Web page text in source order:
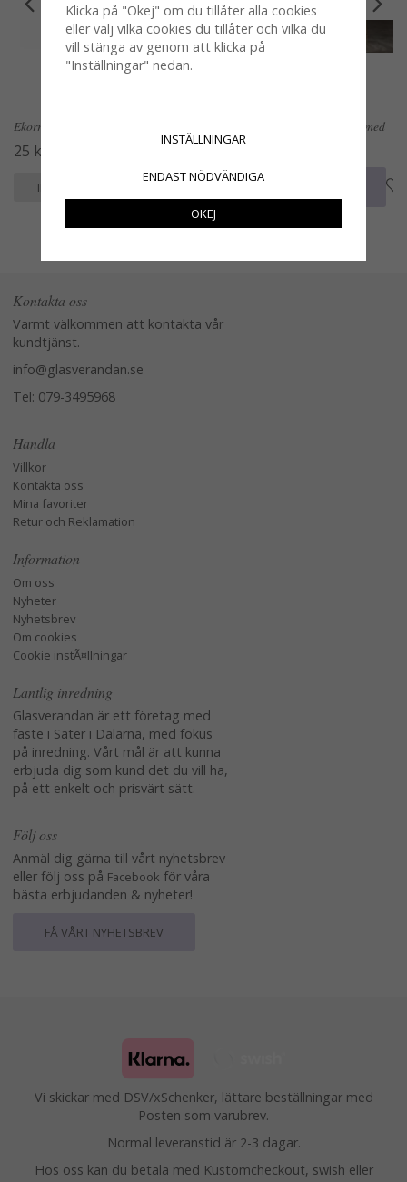
Ekorre på stick att dekorera med
25 kr
INFO KÖP
Ekollon på stick att dekorera med
Kontakta oss
Varmt välkommen att kontakta vår
kundtjänst.
info@glasverandan.se
Tel: 079-3495968
Handla
Villkor
Kontakta oss
Mina favoriter
Retur och Reklamation
Information
Om oss
Nyheter
Nyhetsbrev
Om cookies
Cookie instÃ¤llningar
Lantlig inredning
Glasverandan är ett företag med
fäste i Säter i Dalarna, med fokus
på inredning. Vårt mål är att kunna
erbjuda dig som kund det du vill ha,
på ett enkelt och prisvärt sätt.
Följ oss
Anmäl dig gärna till vårt nyhetsbrev
eller följ oss på Facebook för våra
bästa erbjudanden & nyheter!
FÅ VÅRT NYHETSBREV
Vi skickar med DSV/xSchenker, lättare beställningar med
Posten som varubrev.
Normal leveranstid är 2-3 dagar.
Hos oss kan du betala med Kustomcheckout, swish eller
Klicka på "Okej" om du tillåter alla cookies
eller välj vilka cookies du tillåter och vilka du
vill stänga av genom att klicka på
"Inställningar" nedan.
INSTÄLLNINGAR
ENDAST NÖDVÄNDIGA
OKEJ